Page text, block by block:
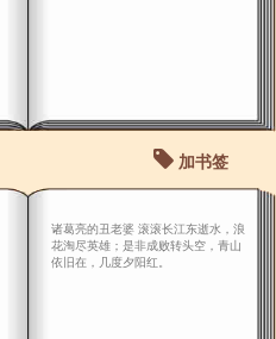
加书签
诸葛亮的丑老婆 滚滚长江东逝水，浪
花淘尽英雄；是非成败转头空，青山
依旧在，几度夕阳红。